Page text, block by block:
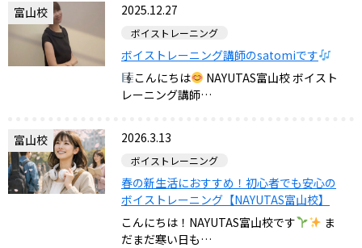
富山校 2025.12.27
ボイストレーニング
ボイストレーニング講師のsatomiです
こんにちは
NAYUTAS富山校 ボイスト
レーニング講師…
富山校 2026.3.13
ボイストレーニング
春の新生活におすすめ！初心者でも安心の
ボイストレーニング【NAYUTAS富山校】
こんにちは！NAYUTAS富山校です
ま
だまだ寒い日も…